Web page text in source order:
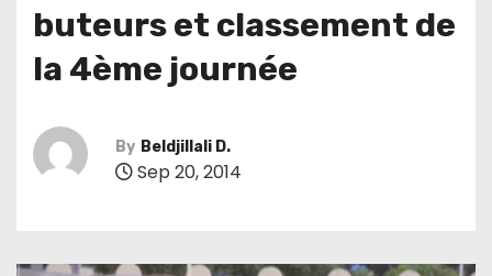
buteurs et classement de
la 4ème journée
By Beldjillali D.
Sep 20, 2014